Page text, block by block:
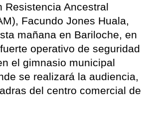
Resistencia Ancestral
Facundo Jones Huala,
mañana en Bariloche, en
operativo de seguridad
el gimnasio municipal
se realizará la audiencia,
del centro comercial de